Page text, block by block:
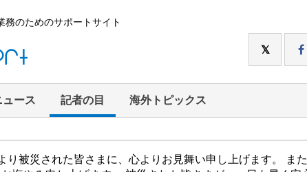
務のためのサポートサイト
ース 記者の目 海外トピックス
り被災された皆さまに、心よりお見舞い申し上げます。